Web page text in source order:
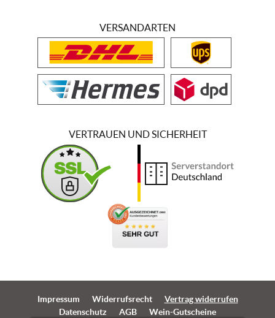
VERSANDARTEN
VERTRAUEN UND SICHERHEIT
Impressum Widerrufsrecht
Vertrag widerrufen
Datenschutz
AGB Wein-Gutscheine